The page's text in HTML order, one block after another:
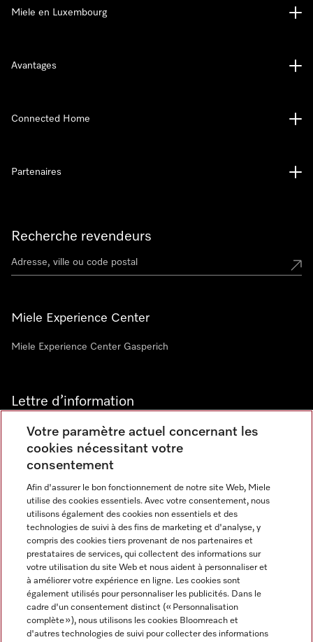
Recherche revendeurs
Miele Experience Center
Miele Experience Center Gasperich
Lettre d’information
Langue
FRANCAIS
Miele en Luxembourg
Avantages
Connected Home
Partenaires
Miele sur Instagram
Miele sur Youtube
Votre paramètre actuel concernant les
cookies nécessitant votre
consentement
Afin d'assurer le bon fonctionnement de notre site Web, Miele
utilise des cookies essentiels. Avec votre consentement, nous
utilisons également des cookies non essentiels et des
technologies de suivi à des fins de marketing et d'analyse, y
compris des cookies tiers provenant de nos partenaires et
prestataires de services, qui collectent des informations sur
votre utilisation du site Web et nous aident à personnaliser et
à améliorer votre expérience en ligne. Les cookies sont
également utilisés pour personnaliser les publicités. Dans le
cadre d'un consentement distinct (« Personnalisation
complète »), nous utilisons les cookies Bloomreach et
d'autres technologies de suivi pour collecter des informations